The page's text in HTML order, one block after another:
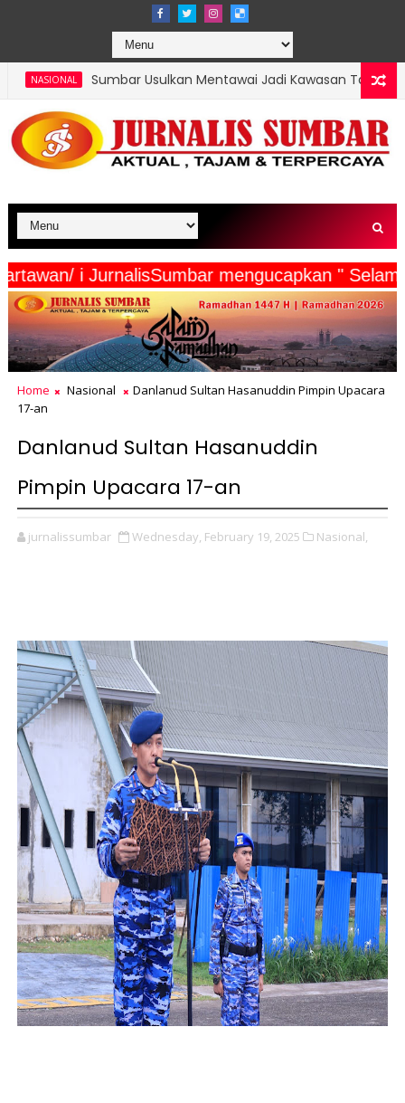
Usulkan Mentawai Jadi Kawasan Tambak Udang
Wartawan/ i JurnalisSumbar mengucapkan
Home Nasional
Danlanud Sultan Hasanuddin Pimpin Upacara
17-an
Danlanud Sultan Hasanuddin
Pimpin Upacara 17-an
jurnalissumbar Wednesday, February 19, 2025 Nasional,